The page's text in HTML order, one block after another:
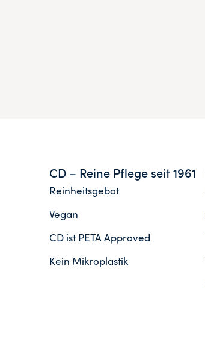
CD – Reine Pflege seit 1961
Reinheitsgebot
Vegan
CD ist PETA Approved
Kein Mikroplastik